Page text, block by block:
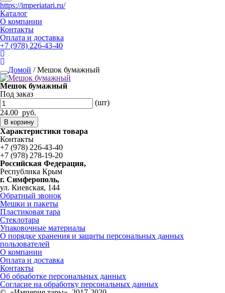
https://imperiatari.ru/
Каталог
О компании
Контакты
Оплата и доставка
+7 (978) 226-43-40
Домой / Мешок бумажный
Мешок бумажный
Под заказ
(шт)
24.00 руб.
В корзину
Характеристики товара
Контакты
+7 (978) 226-43-40
+7 (978) 278-19-20
Российская Федерация,
Республика Крым
г. Симферополь,
ул. Киевская, 144
Обратный звонок
Мешки и пакеты
Пластиковая тара
Стеклотара
Упаковочные материалы
О порядке хранения и защиты персональных данных
пользователей
О компании
Оплата и доставка
Контакты
Об обработке персональных данных
Согласие на обработку персональных данных